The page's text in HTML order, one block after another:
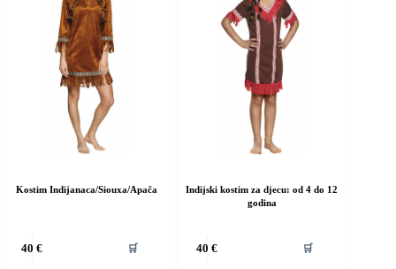
Kostim Indijanaca/Siouxa/Apača
40€ 🛒
Indijski kostim za djecu: od 4 do 12
godina
40€ 🛒
proizvod